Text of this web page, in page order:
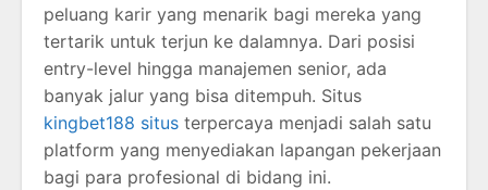
peluang karir yang menarik bagi mereka yang
tertarik untuk terjun ke dalamnya. Dari posisi
entry-level hingga manajemen senior, ada
banyak jalur yang bisa ditempuh. Situs
kingbet188 situs terpercaya menjadi salah satu
platform yang menyediakan lapangan pekerjaan
bagi para profesional di bidang ini.